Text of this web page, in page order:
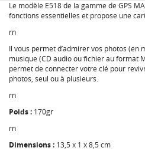
Le modèle E518 de la gamme de GPS
fonctions essentielles et propose une
rn
Il vous permet d’admirer vos photos (en
musique (CD audio ou fichier au format
permet de connecter votre clé pour
photos, seul ou à plusieurs.
rn
Poids : 170gr
rn
Dimensions : 13,5 x 1 x 8,5 cm